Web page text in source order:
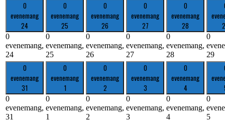
0
evenemang
24
0
evenemang,
24
0
evenemang
25
0
evenemang,
25
0
evenemang
26
0
evenemang,
26
0
evenemang
27
0
evenemang,
27
0
evenemang
28
0
evenemang,
28
0
29
0
evenemang
31
0
evenemang,
31
0
evenemang
1
0
evenemang,
1
0
evenemang
2
0
evenemang,
2
0
evenemang
3
0
evenemang,
3
0
evenemang
4
0
evenemang,
4
0
5